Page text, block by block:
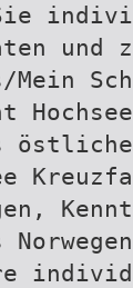
und
Mein